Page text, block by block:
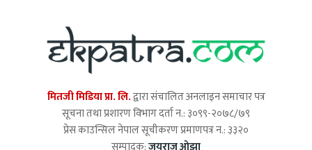
मितजी मिडिया प्रा. लि.द्वारा संचालित अनलाइन समाचार पत्र
सूचना तथा प्रशारण विभाग दर्ता न.: ३०९९-२०७८/७९
प्रेस काउन्सिल नेपाल सूचीकरण प्रमाणपत्र न.: ३३२०